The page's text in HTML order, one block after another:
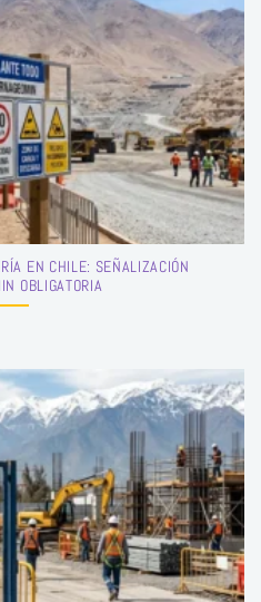
EN CHILE: SEÑALIZACIÓN
OBLIGATORIA